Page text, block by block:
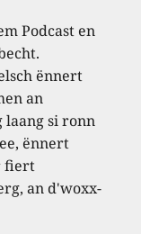
Podcast en
ënnert
an
laang si ronn
ënnert
fiert
an d'woxx-